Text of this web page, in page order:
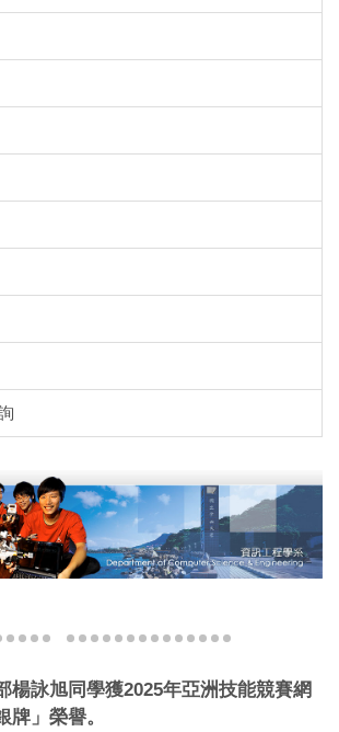
楊詠旭同學獲2025年亞洲技能競賽網
牌」榮譽。